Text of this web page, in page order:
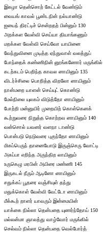
இகழா தென்சொற் கேட்டல் வேண்டும்
வையங் காவல் பூண்டநின் நல்யாண்டு
ஐயைந் திரட்டிச் சென்றதற் பின்னும் 130
அறக்கள வேள்வி செய்யா தியாங்கணும்
மறக்கள வேள்வி செய்வோ யாயினை
வேந்துவினை முடித்த ஏந்துவாள் வலத்துப்
போந்தைக் கண்ணிநின் னூங்கணோர் மருங்கில்
கடற்கடம் பெறிந்த காவல னாயினும் 135
விடர்ச்சிலை பொறித்த விறலோ னாயினும்
நான்மறை யாளன் செய்யுட் கொண்டு
மேல்நிலை யுலகம் விடுத்தோ னாயினும்
போற்றி மன்னுயிர் முறையிற் கொள்கெனக்
கூற்றுவரை நிறுத்த கொற்றவ னாயினும் 140
வன்சொல் யவனர் வளநா டாண்டு
பொன்படு நெடுவரை புகுந்தோ னாயினும்
மிகப்பெருந் தானையோடு இருஞ்செரு வோட்டி
அகப்பா எறிந்த அருந்திற லாயினும்
உருகெழு மரபின் அயிரை மண்ணி 145
இருகடல் நீரும் ஆடினோ னாயினும்
சதுக்கப் பூதரை வஞ்சியுள் தந்து
மதுக்கொள் வேள்வி வேட்டோ னாயினும்
மீக்கூற் றாளர் யாவரும் இன்மையின்
யாக்கை நில்லா தென்பதை யுணர்ந்தோய் 150
மல்லன்மா ஞாலத்து வாழ்வோர் மருங்கில்
செல்வம் நில்லா தென்பதை வெல்போர்த்